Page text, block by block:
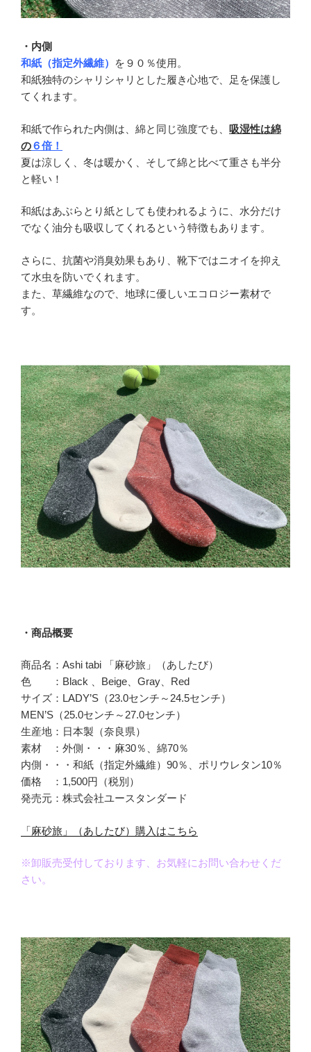
・内側
和紙（指定外繊維）
を９０％使用。
和紙独特のシャリシャリとした履き心地で、足を保護し
てくれます。
和紙で作られた内側は、綿と同じ強度でも、 吸湿性は綿
の６倍！
夏は涼しく、冬は暖かく、そして綿と比べて重さも半分
と軽い！
和紙はあぶらとり紙としても使われるように、水分だけ
でなく油分も吸収してくれるという特徴もあります。
さらに、抗菌や消臭効果もあり、靴下ではニオイを抑え
て水虫を防いでくれます。
また、草繊維なので、地球に優しいエコロジー素材で
す。
・商品概要
商品名：Ashi tabi 「麻砂旅」（あしたび）
色 ：Black 、Beige、Gray、Red
サイズ：LADY’S（23.0センチ～24.5センチ）
MEN’S（25.0センチ～27.0センチ）
生産地：日本製（奈良県）
素材 ：外側・・・麻30％、綿70％
内側・・・和紙（指定外繊維）90％、ポリウレタン10％
価格 ：1,500円（税別）
発売元：株式会社ユースタンダード
「麻砂旅」（あしたび）購入はこちら
※卸販売受付しております、お気軽にお問い合わせくだ
さい。